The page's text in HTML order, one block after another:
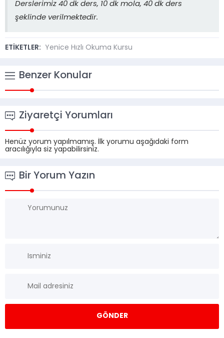
Derslerimiz 40 dk ders, 10 dk mola, 40 dk ders
şeklinde verilmektedir.
ETİKETLER: Yenice Hızlı Okuma Kursu
Benzer Konular
Ziyaretçi Yorumları
Henüz yorum yapılmamış. İlk yorumu aşağıdaki form
aracılığıyla siz yapabilirsiniz.
Bir Yorum Yazın